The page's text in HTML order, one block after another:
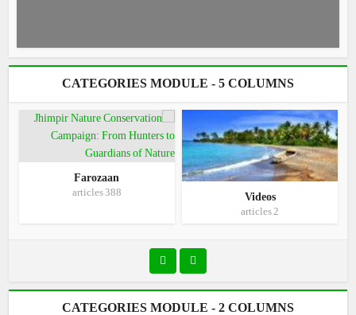
CATEGORIES MODULE - 5 COLUMNS
Videos
2 articles
Farozaan
388 articles
CATEGORIES MODULE - 2 COLUMNS